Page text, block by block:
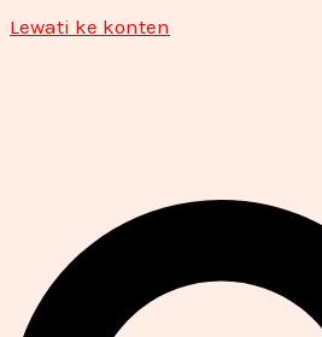
Lewati ke konten